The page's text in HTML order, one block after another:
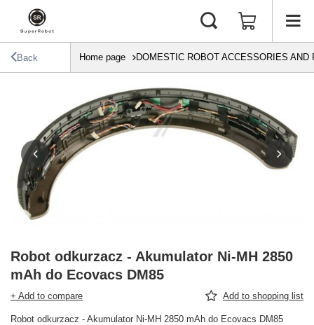
Back Home page DOMESTIC ROBOT ACCESSORIES AND
Robot odkurzacz - Akumulator Ni-MH 2850
mAh do Ecovacs DM85
+ Add to compare Add to shopping list
Robot odkurzacz - Akumulator Ni-MH 2850 mAh do Ecovacs DM85